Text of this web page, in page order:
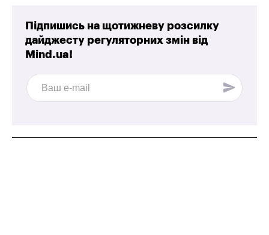
Підпишись на щотижневу розсилку
дайджесту регуляторних змін від
Mind.ua!